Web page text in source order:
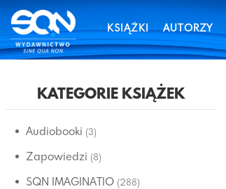
KSIĄŻKI AUTORZY
KATEGORIE KSIĄŻEK
Audiobooki (3)
Zapowiedzi (8)
SQN IMAGINATIO (288)